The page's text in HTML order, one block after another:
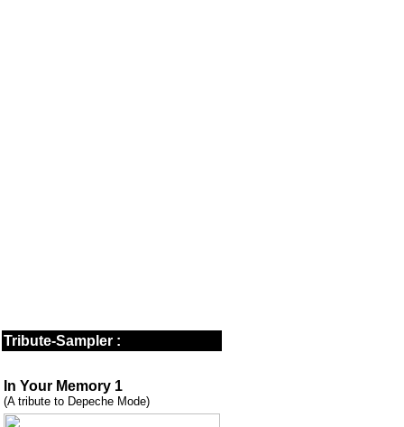
Tribute-Sampler :
In Your Memory 1
(A tribute to Depeche Mode)